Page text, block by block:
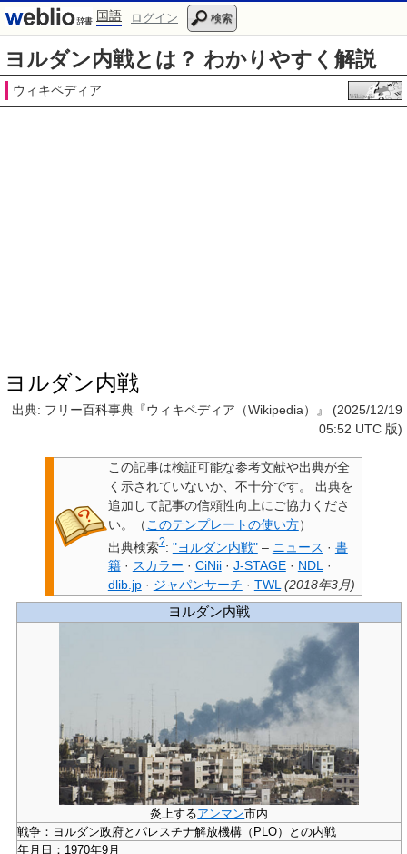
国語 ログイン 検索
ヨルダン内戦とは？ わかりやすく解説
ウィキペディア
ヨルダン内戦
出典: フリー百科事典『ウィキペディア（Wikipedia）』 (2025/12/19
05:52 UTC 版)
この記事は検証可能な参考文献や出典が全
く示されていないか、不十分です。
出典を
追加して記事の信頼性向上にご協力くださ
い。
（ このテンプレートの使い方）
出典検索?: "ヨルダン内戦"– ニュース · 書
籍 · スカラー · CiNii · J-STAGE · NDL ·
dlib.jp · ジャパンサーチ · TWL (2018年3月)
ヨルダン内戦
炎上するアンマン市内
戦争 ：ヨルダン政府とパレスチナ解放機構（PLO）との内戦
年月日 ：1970年9月